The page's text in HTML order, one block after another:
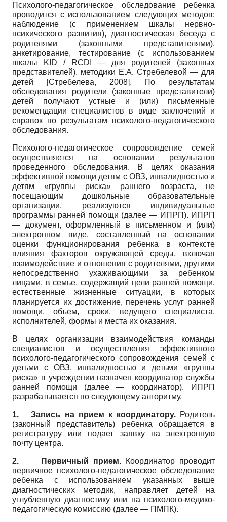
Психолого-педагогическое обследование ребенка
проводится с использованием следующих методов:
наблюдение (с применением шкалы нервно-
психического развития), диагностическая беседа с
родителями (законными представителями),
анкетирование, тестирование (с использованием
шкалы
KID / RCDI— для родителей (законных
представителей), методики Е.А. Стребелевой — для
детей
[Стребелева, 2008]. По результатам
обследования родители (законные представители)
детей получают устные и (или) письменные
рекомендации специалистов в виде заключений и
справок по результатам психолого-педагогического
обследования.
Психолого-педагогическое сопровождение семей
осуществляется на основании результатов
проведенного обследования. В целях оказания
эффективной помощи детям с ОВЗ, инвалидностью и
детям «группы риска» раннего возраста, не
посещающим дошкольные образовательные
организации, реализуются индивидуальные
программы ранней помощи (далее — ИПРП). ИПРП
— документ, оформленный в письменном и (или)
электронном виде, составленный на основании
оценки функционирования ребенка в контексте
влияния факторов окружающей среды, включая
взаимодействие и отношения с родителями, другими
непосредственно ухаживающими за ребенком
лицами, в семье, содержащий цели ранней помощи,
естественные жизненные ситуации, в которых
планируется их достижение, перечень услуг ранней
помощи, объем, сроки, ведущего специалиста,
исполнителей, формы и места их оказания.
В целях организации взаимодействия команды
специалистов и осуществления эффективного
психолого-педагогического сопровождения семей с
детьми с ОВЗ, инвалидностью и детьми «группы
риска» в учреждении назначен координатор службы
ранней помощи (далее — координатор). ИПРП
разрабатывается по следующему алгоритму.
1.Запись на прием к координатору.Родитель
(законный представитель) ребенка обращается в
регистратуру или подает заявку на электронную
почту центра.
2. Первичный прием. Координатор проводит
первичное психолого-педагогическое обследование
ребенка с использованием указанных выше
диагностических методик, направляет детей на
углубленную диагностику или на психолого-медико-
педагогическую комиссию (далее — ПМПК).